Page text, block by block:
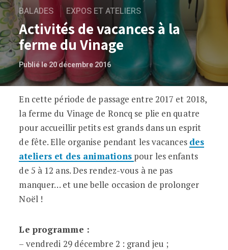
BALADES EXPOS ET ATELIERS
Activités de vacances à la
ferme du Vinage
Publié le 20 décembre 2016
Activités de vacances à la ferme du
En cette période de passage entre 2017 et 2018,
la ferme du Vinage de Roncq se plie en quatre
pour accueillir petits est grands dans un esprit
de fête. Elle organise pendant les vacances des
ateliers et des animations pour les enfants
de 5 à 12 ans. Des rendez-vous à ne pas
manquer… et une belle occasion de prolonger
Noël !
Le programme :
– vendredi 29 décembre 2 : grand jeu ;